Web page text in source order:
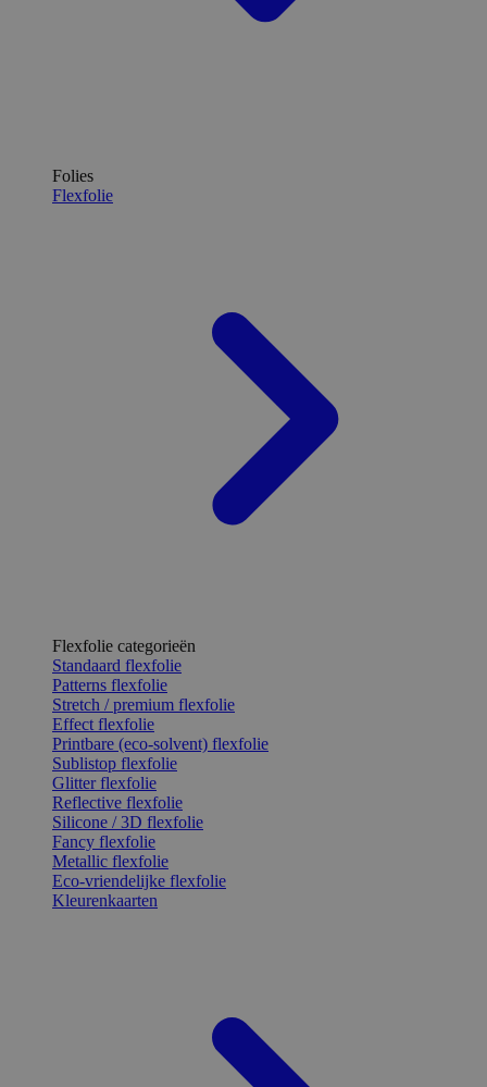
Folies
Flexfolie
Flexfolie categorieën
Standaard flexfolie
Patterns flexfolie
Stretch / premium flexfolie
Effect flexfolie
Printbare (eco-solvent) flexfolie
Sublistop flexfolie
Glitter flexfolie
Reflective flexfolie
Silicone / 3D flexfolie
Fancy flexfolie
Metallic flexfolie
Eco-vriendelijke flexfolie
Kleurenkaarten